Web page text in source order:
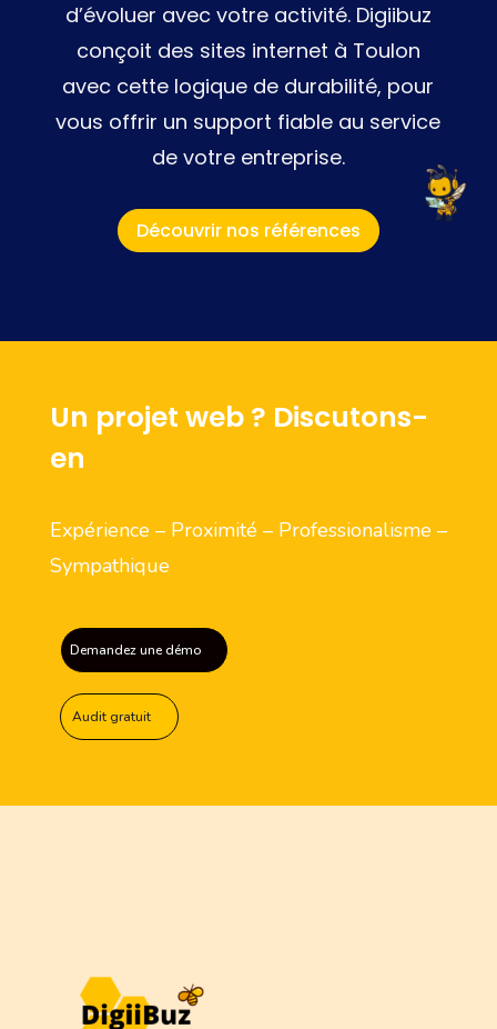
d’évoluer avec votre activité. Digiibuz
conçoit des sites internet à Toulon
avec cette logique de durabilité, pour
vous offrir un support fiable au service
de votre entreprise.
Découvrir nos références
Un projet web ? Discutons-
en
Expérience – Proximité – Professionalisme –
Sympathique
Demandez une démo
Audit gratuit